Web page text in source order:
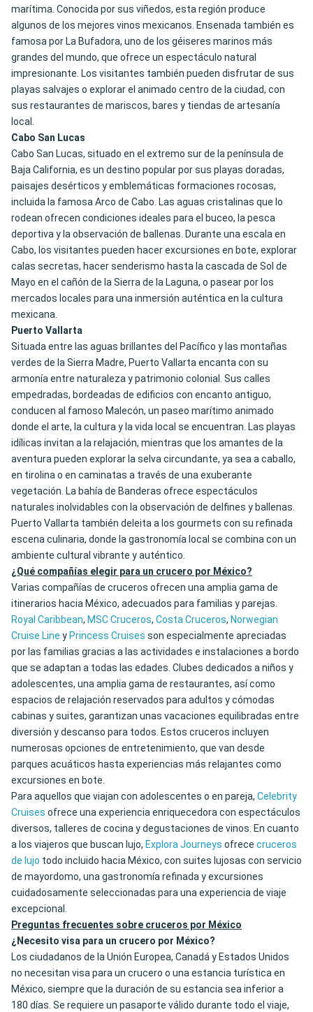
marítima. Conocida por sus viñedos, esta región produce
algunos de los mejores vinos mexicanos. Ensenada también es
famosa por La Bufadora, uno de los géiseres marinos más
grandes del mundo, que ofrece un espectáculo natural
impresionante. Los visitantes también pueden disfrutar de sus
playas salvajes o explorar el animado centro de la ciudad, con
sus restaurantes de mariscos, bares y tiendas de artesanía
local.
Cabo San Lucas
Cabo San Lucas, situado en el extremo sur de la península de
Baja California, es un destino popular por sus playas doradas,
paisajes desérticos y emblemáticas formaciones rocosas,
incluida la famosa Arco de Cabo. Las aguas cristalinas que lo
rodean ofrecen condiciones ideales para el buceo, la pesca
deportiva y la observación de ballenas. Durante una escala en
Cabo, los visitantes pueden hacer excursiones en bote, explorar
calas secretas, hacer senderismo hasta la cascada de Sol de
Mayo en el cañón de la Sierra de la Laguna, o pasear por los
mercados locales para una inmersión auténtica en la cultura
mexicana.
Puerto Vallarta
Situada entre las aguas brillantes del Pacífico y las montañas
verdes de la Sierra Madre, Puerto Vallarta encanta con su
armonía entre naturaleza y patrimonio colonial. Sus calles
empedradas, bordeadas de edificios con encanto antiguo,
conducen al famoso Malecón, un paseo marítimo animado
donde el arte, la cultura y la vida local se encuentran. Las playas
idílicas invitan a la relajación, mientras que los amantes de la
aventura pueden explorar la selva circundante, ya sea a caballo,
en tirolina o en caminatas a través de una exuberante
vegetación. La bahía de Banderas ofrece espectáculos
naturales inolvidables con la observación de delfines y ballenas.
Puerto Vallarta también deleita a los gourmets con su refinada
escena culinaria, donde la gastronomía local se combina con un
ambiente cultural vibrante y auténtico.
¿Qué compañías elegir para un crucero por México?
Varias compañías de cruceros ofrecen una amplia gama de
itinerarios hacia México, adecuados para familias y parejas.
Royal Caribbean, MSC Cruceros, Costa Cruceros, Norwegian
Cruise Line y Princess Cruises son especialmente apreciadas
por las familias gracias a las actividades e instalaciones a bordo
que se adaptan a todas las edades. Clubes dedicados a niños y
adolescentes, una amplia gama de restaurantes, así como
espacios de relajación reservados para adultos y cómodas
cabinas y suites, garantizan unas vacaciones equilibradas entre
diversión y descanso para todos. Estos cruceros incluyen
numerosas opciones de entretenimiento, que van desde
parques acuáticos hasta experiencias más relajantes como
excursiones en bote.
Para aquellos que viajan con adolescentes o en pareja, Celebrity
Cruises ofrece una experiencia enriquecedora con espectáculos
diversos, talleres de cocina y degustaciones de vinos. En cuanto
a los viajeros que buscan lujo, Explora Journeys ofrece cruceros
de lujo todo incluido hacia México, con suites lujosas con servicio
de mayordomo, una gastronomía refinada y excursiones
cuidadosamente seleccionadas para una experiencia de viaje
excepcional.
Preguntas frecuentes sobre cruceros por México
¿Necesito visa para un crucero por México?
Los ciudadanos de la Unión Europea, Canadá y Estados Unidos
no necesitan visa para un crucero o una estancia turística en
México, siempre que la duración de su estancia sea inferior a
180 días. Se requiere un pasaporte válido durante todo el viaje,